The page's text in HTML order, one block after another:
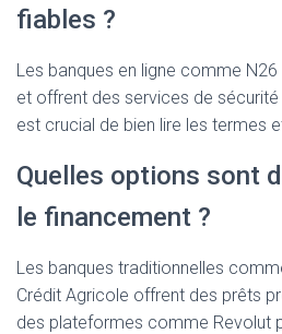
fiables ?
Les banques en ligne comme
et offrent des services de sécurité
est crucial de bien lire les termes
Quelles options sont
le financement ?
Les banques traditionnelles
Crédit Agricole offrent des prêts
des plateformes comme Revolut